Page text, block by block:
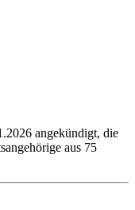
angekündigt, die
aus 75